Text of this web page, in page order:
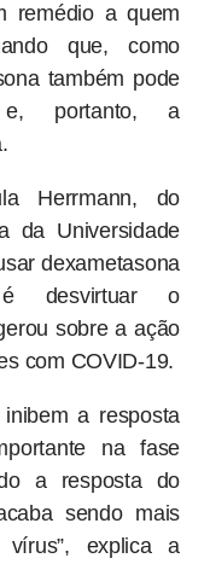
remédio a quem
que, como
também pode
e, portanto, a
Herrmann, do
da Universidade
dexametasona
é desvirtuar o
sobre a ação
com COVID-19.
a resposta
na fase
a resposta do
sendo mais
explica a